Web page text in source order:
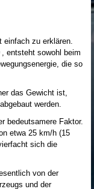
einfach zu erklären.
entsteht sowohl beim
die so
das Gewicht ist,
werden.
bedeutsamere Faktor.
etwa 25 km/h (15
sich die
von der
und der